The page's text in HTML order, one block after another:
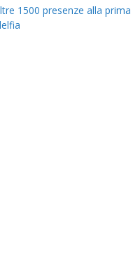
1500 presenze alla